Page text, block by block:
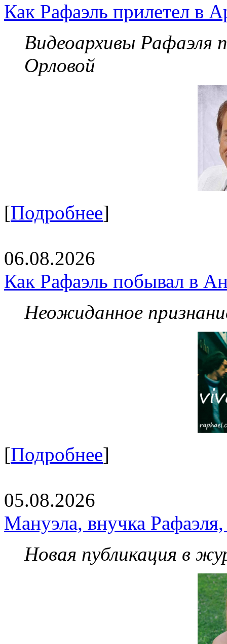
Как Рафаэль прилетел в
Видеоархивы Рафаэля
Орловой
[Подробнее]
06.08.2026
Как Рафаэль побывал в
Неожиданное
[Подробнее]
05.08.2026
Мануэла, внучка
Новая публикация в